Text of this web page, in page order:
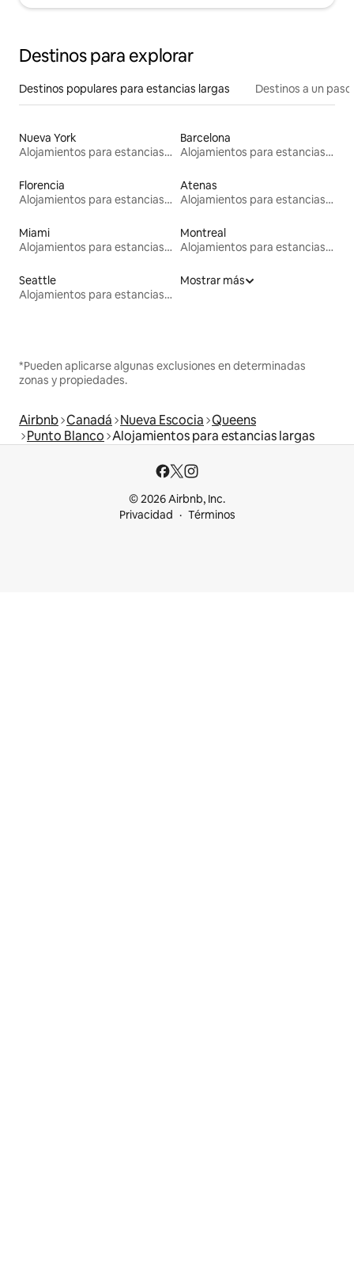
Destinos para explorar
Destinos populares para estancias largas Destinos a un
Nueva York
Alojamientos para estancias largas
Barcelona
Alojamientos para estancias largas
Florencia
Alojamientos para estancias largas
Atenas
Alojamientos para estancias largas
Miami
Alojamientos para estancias largas
Montreal
Alojamientos para estancias largas
Seattle
Alojamientos para estancias largas
Mostrar más
*Pueden aplicarse algunas exclusiones en determinadas
zonas y propiedades.
Airbnb Canadá Nueva Escocia Queens
Punto Blanco Alojamientos para estancias largas
© 2026 Airbnb, Inc.
Privacidad
Términos